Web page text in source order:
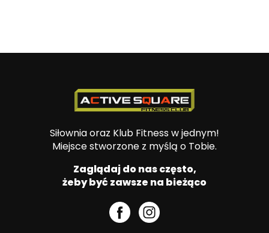
Siłownia oraz Klub Fitness w jednym!
Miejsce stworzone z myślą o Tobie.
Zaglądaj do nas często,
żeby być zawsze na bieżąco